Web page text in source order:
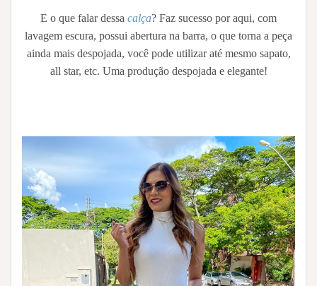
E o que falar dessa calça? Faz sucesso por aqui, com
lavagem escura, possui abertura na barra, o que torna a peça
ainda mais despojada, você pode utilizar até mesmo sapato,
all star, etc. Uma produção despojada e elegante!